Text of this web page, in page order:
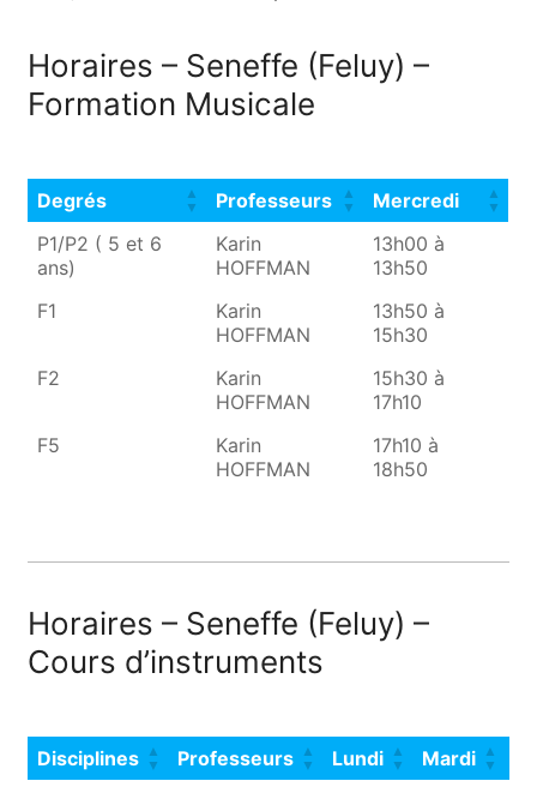
Horaires – Seneffe (Feluy) –
Formation Musicale
Degrés Professeurs
Mercredi
Degrés
Professeurs Mercredi
P1/P2 ( 5 et 6
ans)
Karin
HOFFMAN
13h00 à
13h50
F1
Karin
HOFFMAN
13h50 à
15h30
F2
Karin
HOFFMAN
15h30 à
17h10
F5
Karin
HOFFMAN
17h10 à
18h50
Horaires – Seneffe (Feluy) –
Cours d’instruments
Disciplines Professeurs Lundi Mardi